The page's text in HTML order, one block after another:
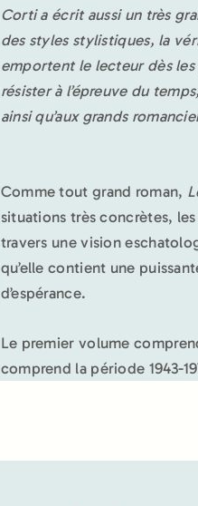
Corti a écrit aussi un très
des styles stylistiques, la
emportent le lecteur dès les
résister à l’épreuve du temps,
ainsi qu’aux grands
Comme tout grand roman,
situations très concrètes,
travers une vision
qu’elle contient une
d’espérance.
Le premier volume
comprend la période 1943-